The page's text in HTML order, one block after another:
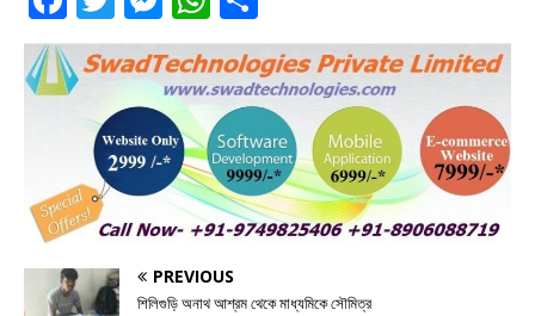
a
c
e
o
o
k
w
it
te
r
e
ss
e
n
g
e
r
h
at
s
A
p
p
h
ar
e
PREVIOUS
শিলিগুড়ি অনাথ আশ্রম থেকে মাধ্যমিকে সৌমিত্র